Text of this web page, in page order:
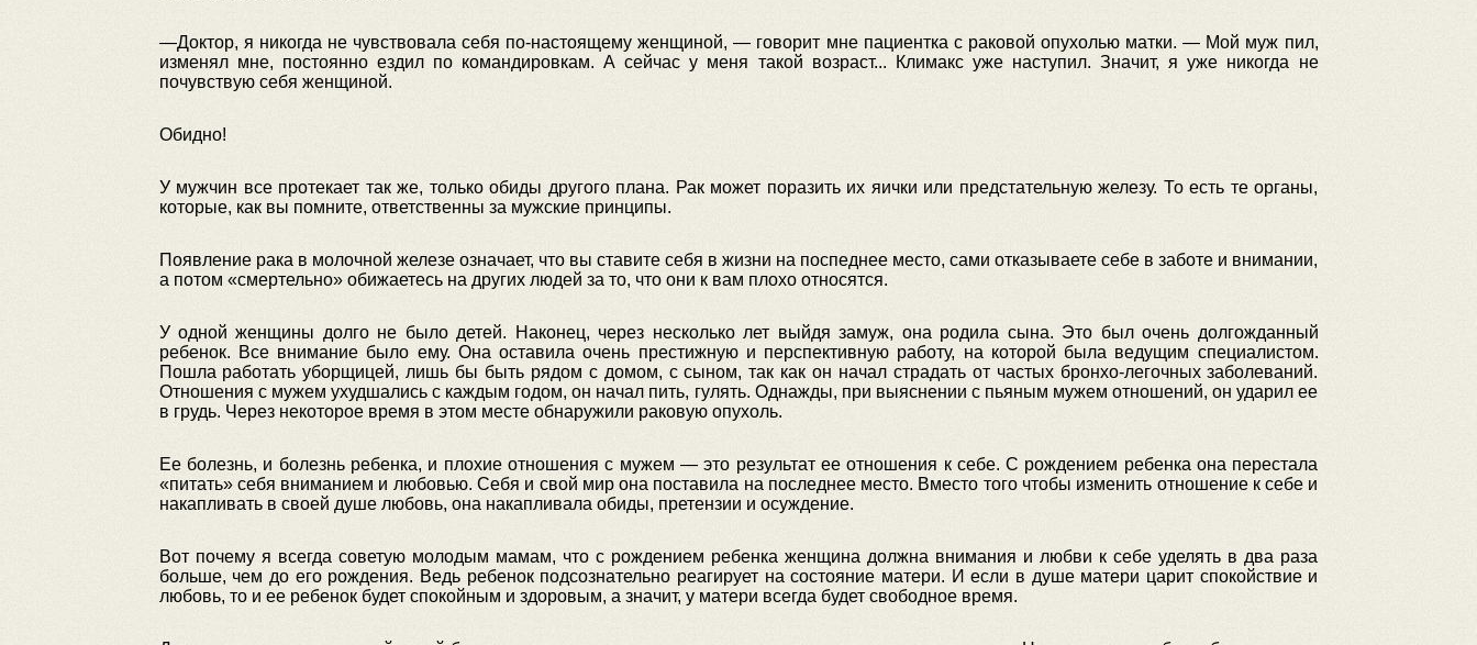
—Доктор, я никогда не чувствовала себя по-настоящему женщиной, — говорит мне пациентка с раковой опухолью матки. — Мой муж пил,
изменял мне, постоянно ездил по командировкам. А сейчас у меня такой возраст... Климакс уже наступил. Значит, я уже никогда не
почувствую себя женщиной.
Обидно!
У мужчин все протекает так же, только обиды другого плана. Рак может поразить их яички или предстательную железу. То есть те органы,
которые, как вы помните, ответственны за мужские принципы.
Появление рака в молочной железе означает, что вы ставите себя в жизни на поспеднее место, сами отказываете себе в заботе и внимании,
а потом «смертельно» обижаетесь на других людей за то, что они к вам плохо относятся.
У одной женщины долго не было детей. Наконец, через несколько лет выйдя замуж, она родила сына. Это был очень долгожданный
ребенок. Все внимание было ему. Она оставила очень престижную и перспективную работу, на которой была ведущим специалистом.
Пошла работать уборщицей, лишь бы быть рядом с домом, с сыном, так как он начал страдать от частых бронхо-легочных заболеваний.
Отношения с мужем ухудшались с каждым годом, он начал пить, гулять. Однажды, при выяснении с пьяным мужем отношений, он ударил ее
в грудь. Через некоторое время в этом месте обнаружили раковую опухоль.
Ее болезнь, и болезнь ребенка, и плохие отношения с мужем — это результат ее отношения к себе. С рождением ребенка она перестала
«питать» себя вниманием и любовью. Себя и свой мир она поставила на последнее место. Вместо того чтобы изменить отношение к себе и
накапливать в своей душе любовь, она накапливала обиды, претензии и осуждение.
Вот почему я всегда советую молодым мамам, что с рождением ребенка женщина должна внимания и любви к себе уделять в два раза
больше, чем до его рождения. Ведь ребенок подсознательно реагирует на состояние матери. И если в душе матери царит спокойствие и
любовь, то и ее ребенок будет спокойным и здоровым, а значит, у матери всегда будет свободное время.